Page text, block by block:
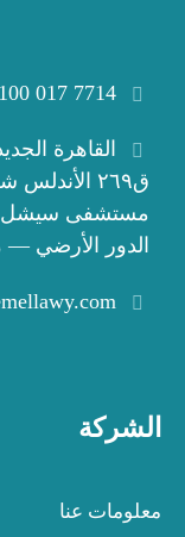
017 7714
القاهرة
ق٢٦٩
مستشفى سيشل
الدور الأرضي
الشركة
معلومات عنا